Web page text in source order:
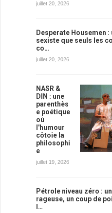
juillet 20, 2026
Desperate Housemen
sexiste que seuls les
co…
juillet 20, 2026
NASR &
DIN : une
parenthès
e poétique
où
l'humour
côtoie la
philosophi
e
juillet 19, 2026
Pétrole niveau zéro :
rageuse, un coup de
l…